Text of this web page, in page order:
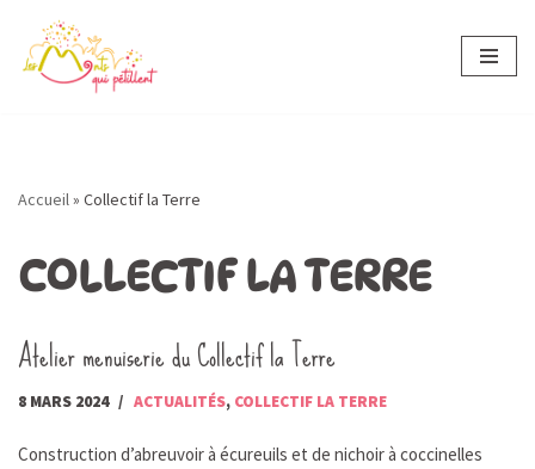
Aller
Accueil» Collectif la Terre
COLLECTIF LA TERRE
Atelier menuiserie du Collectif la Terre
8 MARS 2024 ACTUALITÉS, COLLECTIF LA TERRE
Construction d’abreuvoir à écureuils et de nichoir à coccinelles